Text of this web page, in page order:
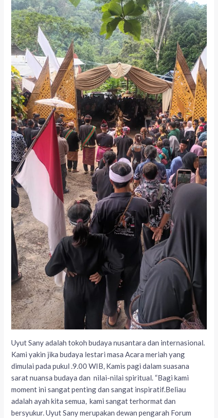
Uyut Sany adalah tokoh budaya nusantara dan internasional.
Kami yakin jika budaya lestari masa Acara meriah yang
dimulai pada pukul .9.00 WIB, Kamis pagi dalam suasana
sarat nuansa budaya dan nilai-nilai spiritual. “Bagi kami
moment ini sangat penting dan sangat inspiratif.Beliau
adalah ayah kita semua, kami sangat terhormat dan
bersyukur. Uyut Sany merupakan dewan pengarah Forum